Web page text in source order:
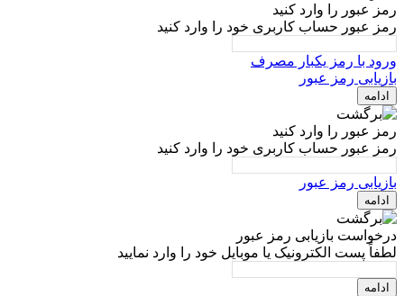
رمز عبور را وارد کنید
رمز عبور حساب کاربری خود را وارد کنید
ورود با رمز یکبار مصرف
بازیابی رمز عبور
ادامه
رمز عبور را وارد کنید
رمز عبور حساب کاربری خود را وارد کنید
بازیابی رمز عبور
ادامه
درخواست بازیابی رمز عبور
لطفاً پست الکترونیک یا موبایل خود را وارد نمایید
ادامه